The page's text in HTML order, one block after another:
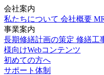
会社案内
私たちについて 会社概要
事業案内
長期修繕計画の策定 修繕工
様向けWebコンテンツ
初めての方へ
サポート体制